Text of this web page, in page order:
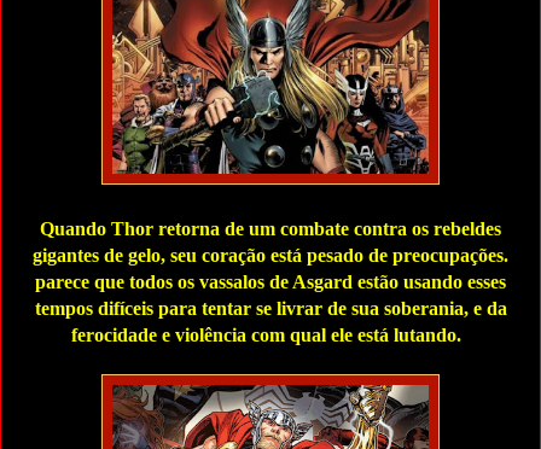
Quando Thor retorna de um combate contra os rebeldes
gigantes de gelo, seu coração está pesado de preocupações.
parece que todos os vassalos de Asgard estão usando esses
tempos difíceis para tentar se livrar de sua soberania, e da
ferocidade e violência com qual ele está lutando.